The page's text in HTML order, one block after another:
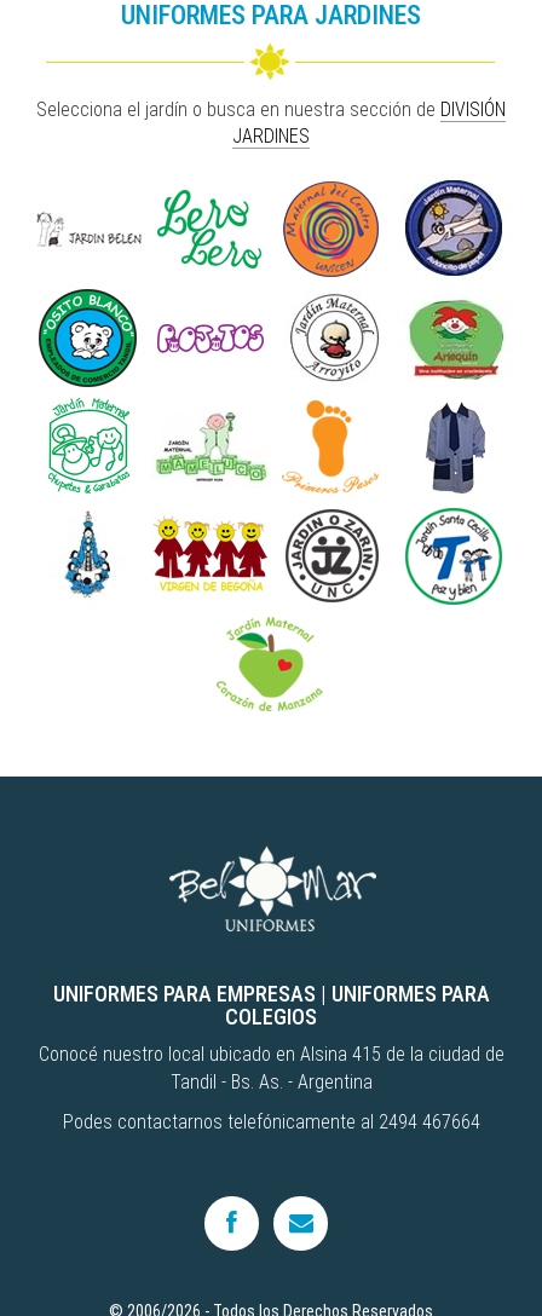
UNIFORMES PARA JARDINES
Selecciona el jardín o busca en nuestra sección de DIVISIÓN
JARDINES
UNIFORMES PARA EMPRESAS | UNIFORMES PARA
COLEGIOS
Conocé nuestro local ubicado en Alsina 415 de la ciudad de
Tandil - Bs. As. - Argentina
Podes contactarnos telefónicamente al 2494 467664
© 2006/2026 - Todos los Derechos Reservados